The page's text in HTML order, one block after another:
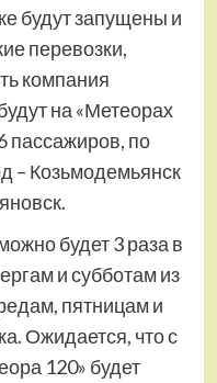
будут запущены и
перевозки,
компания
на «Метеорах
пассажиров, по
– Козьмодемьянск
будет 3 раза в
и субботам из
пятницам и
Ожидается, что с
120» будет